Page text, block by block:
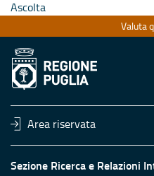
Ascolta
Valuta
Area riservata
Sezione Ricerca e Relazioni